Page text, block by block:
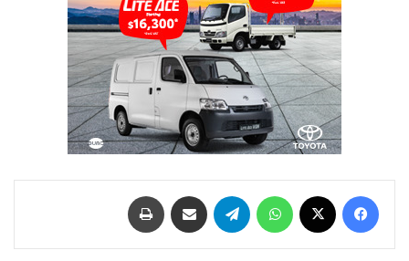
فيسبوك واتساب تيلقرام مشاركة عبر البريد